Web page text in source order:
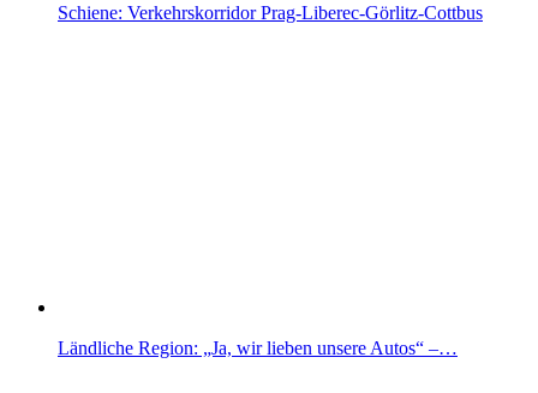
Schiene: Verkehrskorridor Prag-Liberec-Görlitz-Cottbus
Ländliche Region: „Ja, wir lieben unsere Autos“ –…